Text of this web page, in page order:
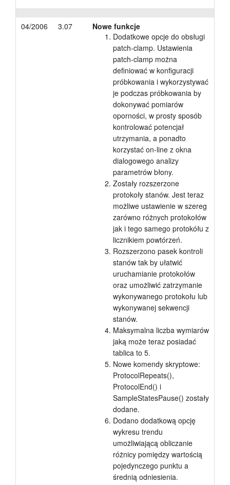
04/2006 3.07
Nowe funkcje
Dodatkowe opcje do obsługi
patch-clamp. Ustawienia
patch-clamp można
definiować w konfiguracji
próbkowania i wykorzystywać
je podczas próbkowania by
dokonywać pomiarów
oporności, w prosty sposób
kontrolować potencjał
utrzymania, a ponadto
korzystać on-line z okna
dialogowego analizy
parametrów błony.
Zostały rozszerzone
protokoły stanów. Jest teraz
możliwe ustawienie w szereg
zarówno różnych protokołów
jak i tego samego protokółu z
licznikiem powtórzeń.
Rozszerzono pasek kontroli
stanów tak by ułatwić
uruchamianie protokołów
oraz umożliwić zatrzymanie
wykonywanego protokołu lub
wykonywanej sekwencji
stanów.
Maksymalna liczba wymiarów
jaką może teraz posiadać
tablica to 5.
Nowe komendy skryptowe:
ProtocolRepeats(),
ProtocolEnd() i
SampleStatesPause() zostały
dodane.
Dodano dodatkową opcję
wykresu trendu
umożliwiającą obliczanie
różnicy pomiędzy wartością
pojedynczego punktu a
średnią odniesienia.